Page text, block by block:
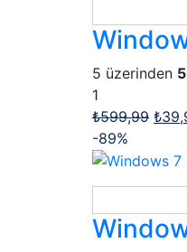
5 üzerinden
1
₺599,99 ₺
-89%